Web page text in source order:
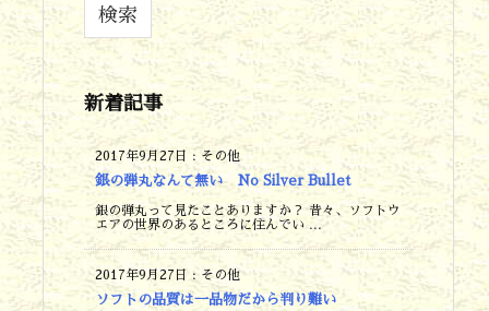
検索
新着記事
2017年9月27日 : その他
銀の弾丸なんて無い No Silver Bullet
銀の弾丸って見たことありますか？ 昔々、ソフトウ
エアの世界のあるところに住んでい ...
2017年9月27日 : その他
ソフトの品質は一品物だから判り難い